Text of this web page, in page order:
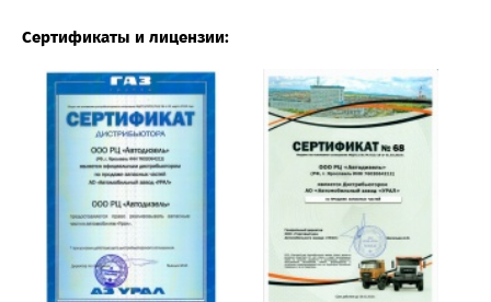
Сертификаты и лицензии: